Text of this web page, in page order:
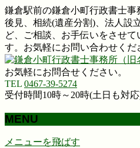
鎌倉駅前の鎌倉小町行政書士
後見、相続(遺産分割)、法人設
ど、ご相談、お手伝いをさせて
す。お気軽にお問い合わせくだ
お気軽にお問合せください。
TEL 0467-39-5274
受付時間10時～20時(土日も対
MENU
メニューを飛ばす